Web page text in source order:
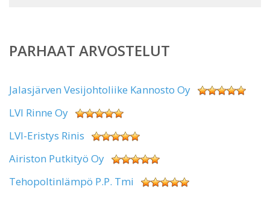
PARHAAT ARVOSTELUT
Jalasjärven Vesijohtoliike Kannosto Oy
LVI Rinne Oy
LVI-Eristys Rinis
Airiston Putkityö Oy
Tehopoltinlämpö P.P. Tmi